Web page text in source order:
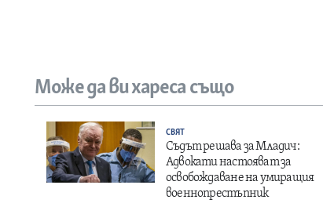
Може да ви хареса също
СВЯТ
Съдът решава за Младич:
Адвокати настояват за
освобождаване на умиращия
военнопрестъпник